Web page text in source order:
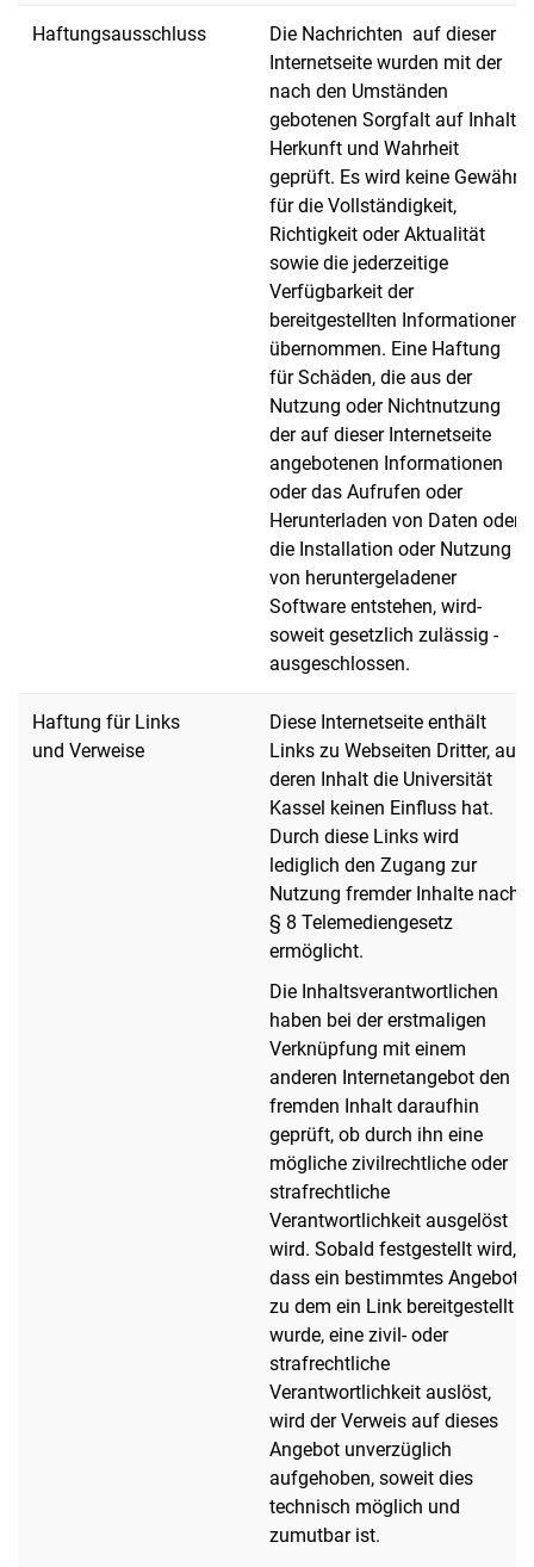
Haftungsausschluss
Die Nachrichten auf dieser
Internetseite wurden mit der
nach den Umständen
gebotenen Sorgfalt auf Inhalt,
Herkunft und Wahrheit
geprüft. Es wird keine Gewähr
für die Vollständigkeit,
Richtigkeit oder Aktualität
sowie die jederzeitige
Verfügbarkeit der
bereitgestellten Informationen
übernommen. Eine Haftung
für Schäden, die aus der
Nutzung oder Nichtnutzung
der auf dieser Internetseite
angebotenen Informationen
oder das Aufrufen oder
Herunterladen von Daten oder
die Installation oder Nutzung
von heruntergeladener
Software entstehen, wird-
soweit gesetzlich zulässig -
ausgeschlossen.
Haftung für Links
und Verweise
Diese Internetseite enthält
Links zu Webseiten Dritter, auf
deren Inhalt die Universität
Kassel keinen Einfluss hat.
Durch diese Links wird
lediglich den Zugang zur
Nutzung fremder Inhalte nach
§ 8 Telemediengesetz
ermöglicht.
Die Inhaltsverantwortlichen
haben bei der erstmaligen
Verknüpfung mit einem
anderen Internetangebot den
fremden Inhalt daraufhin
geprüft, ob durch ihn eine
mögliche zivilrechtliche oder
strafrechtliche
Verantwortlichkeit ausgelöst
wird. Sobald festgestellt wird,
dass ein bestimmtes Angebot,
zu dem ein Link bereitgestellt
wurde, eine zivil- oder
strafrechtliche
Verantwortlichkeit auslöst,
wird der Verweis auf dieses
Angebot unverzüglich
aufgehoben, soweit dies
technisch möglich und
zumutbar ist.